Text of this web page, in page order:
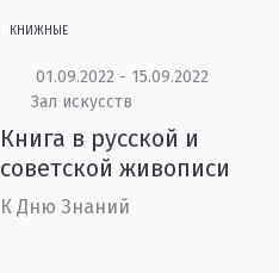
КНИЖНЫЕ
01.09.2022 - 15.09.2022
Зал искусств
Книга в русской и
советской живописи
К Дню Знаний